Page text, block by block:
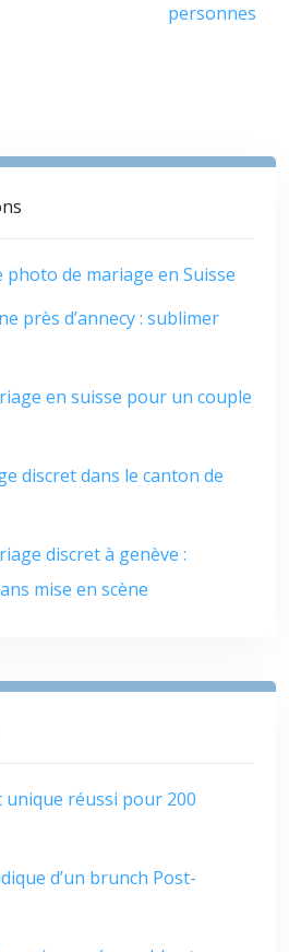
personnes
de mariage en Suisse
près d’annecy : sublimer
en suisse pour un couple
discret dans le canton de
discret à genève :
mise en scène
unique réussi pour 200
d’un brunch Post-